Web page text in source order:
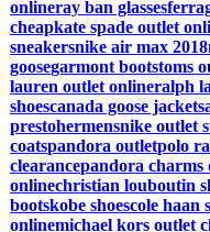
onlineray ban glasses
cheapkate spade outlet
sneakersnike air max 2018
goosegarmont bootstoms
lauren outlet onlineralph
shoescanada goose jackets
prestohermensnike outlet
coatspandora outletpolo
clearancepandora charms
onlinechristian louboutin
bootskobe shoescole haan
onlinemichael kors outlet